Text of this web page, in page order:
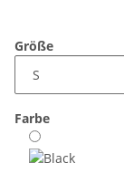
Größe
Farbe